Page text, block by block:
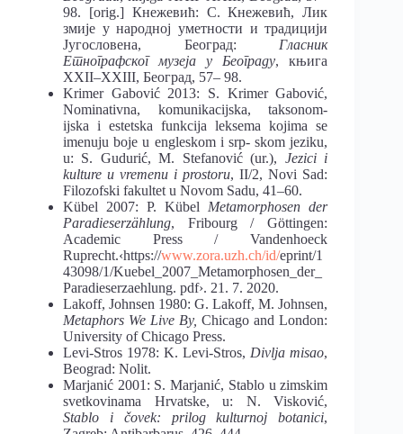
98. [orig.] Кнежевић: С. Кнежевић, Лик
змије у народној уметности и традицији
Југословена, Београд: Гласник
Етнографског музеја у Београду, књига
XXII–XXIII, Београд, 57– 98.
Krimer Gabović 2013: S. Krimer Gabović,
Nominativna, komunikacijska, taksonom-
ijska i estetska funkcija leksema kojima se
imenuju boje u engleskom i srp- skom jeziku,
u: S. Gudurić, M. Stefanović (ur.), Jezici i
kulture u vremenu i prostoru, II/2, Novi Sad:
Filozofski fakultet u Novom Sadu, 41–60.
Kübel 2007: P. Kübel Metamorphosen der
Paradieserzählung, Fribourg / Göttingen:
Academic Press / Vandenhoeck
Ruprecht.‹https://www.zora.uzh.ch/id/eprint/1
43098/1/Kuebel_2007_Metamorphosen_der_
Paradieserzaehlung. pdf›. 21. 7. 2020.
Lakoff, Johnsen 1980: G. Lakoff, M. Johnsen,
Metaphors We Live By,Chicago and London:
University of Chicago Press.
Levi-Stros 1978: K. Levi-Stros, Divlja misao,
Beograd: Nolit.
Marjanić 2001: S. Marjanić, Stablo u zimskim
svetkovinama Hrvatske, u: N. Visković,
Stablo i čovek: prilog kulturnoj botanici,